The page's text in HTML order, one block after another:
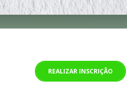
REALIZAR INSCRIÇÃO